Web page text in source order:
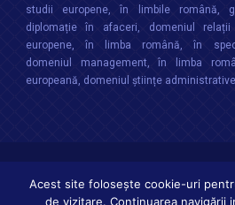
studii europene, în limbile română,
diplomație în afaceri, domeniul
europene, în limba română, în
domeniul management, în limba
europeană, domeniul științe
BolyaiToate drepturile
Acest site folosește cookie-uri
de vizitare. Continuarea navigării